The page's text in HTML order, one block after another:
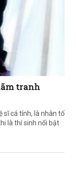
tranh
sĩ cá tính, là nhân tố
là thí sinh nổi bật